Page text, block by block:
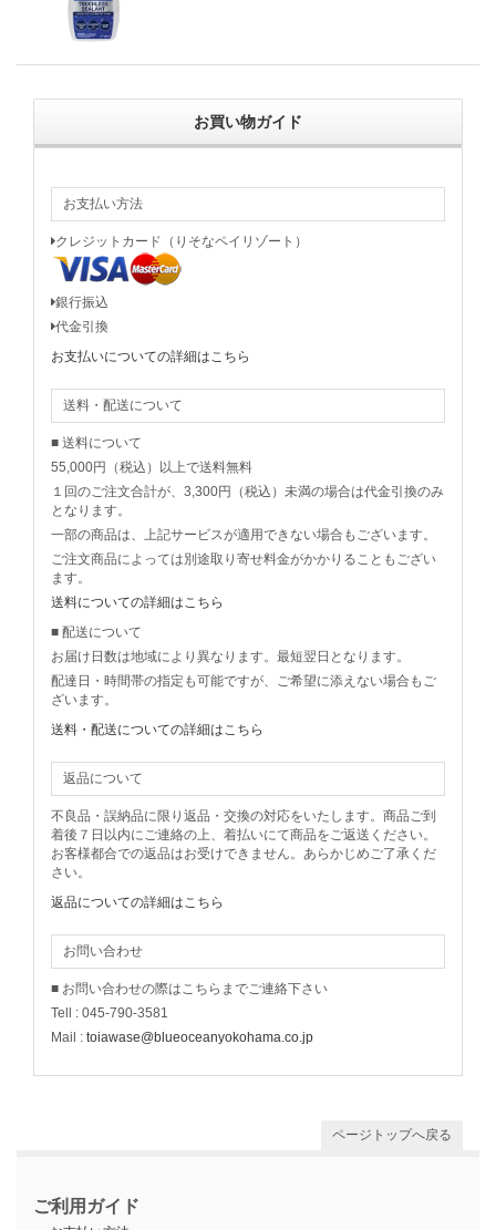
お買い物ガイド
お支払い方法
クレジットカード（りそなペイリゾート）
銀行振込
代金引換
お支払いについての詳細はこちら
送料・配送について
■ 送料について
55,000円（税込）以上で送料無料
１回のご注文合計が、3,300円（税込）未満の場合は代金引換のみ
となります。
一部の商品は、上記サービスが適用できない場合もございます。
ご注文商品によっては別途取り寄せ料金がかかりることもござい
ます。
送料についての詳細はこちら
■ 配送について
お届け日数は地域により異なります。最短翌日となります。
配達日・時間帯の指定も可能ですが、ご希望に添えない場合もご
ざいます。
送料・配送についての詳細はこちら
返品について
不良品・誤納品に限り返品・交換の対応をいたします。商品ご到
着後７日以内にご連絡の上、着払いにて商品をご返送ください。
お客様都合での返品はお受けできません。あらかじめご了承くだ
さい。
返品についての詳細はこちら
お問い合わせ
■ お問い合わせの際はこちらまでご連絡下さい
Tell : 045-790-3581
Mail : toiawase@blueoceanyokohama.co.jp
ページトップへ戻る
ご利用ガイド